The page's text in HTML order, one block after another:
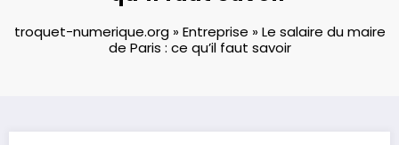
troquet-numerique.org»Entreprise »Le salaire du maire
de Paris : ce qu’il faut savoir